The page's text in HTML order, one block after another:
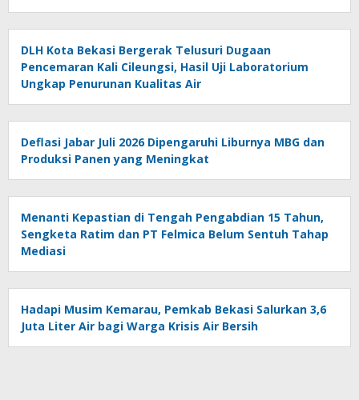
DLH Kota Bekasi Bergerak Telusuri Dugaan
Pencemaran Kali Cileungsi, Hasil Uji Laboratorium
Ungkap Penurunan Kualitas Air
Deflasi Jabar Juli 2026 Dipengaruhi Liburnya MBG dan
Produksi Panen yang Meningkat
Menanti Kepastian di Tengah Pengabdian 15 Tahun,
Sengketa Ratim dan PT Felmica Belum Sentuh Tahap
Mediasi
Hadapi Musim Kemarau, Pemkab Bekasi Salurkan 3,6
Juta Liter Air bagi Warga Krisis Air Bersih